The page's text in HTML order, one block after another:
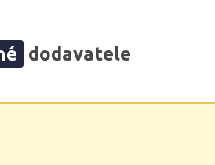
dodavatele